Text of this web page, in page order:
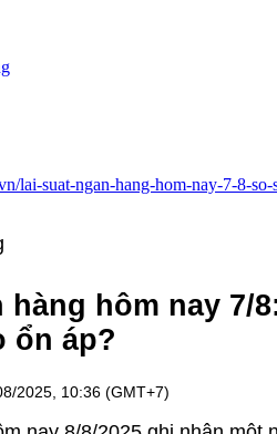
lai-suat-ngan-hang-hom-nay-7-8-
hàng hôm nay 7/
ổn áp?
2025, 10:36 (GMT+7)